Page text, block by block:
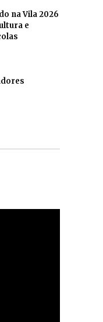
na Vila 2026
e